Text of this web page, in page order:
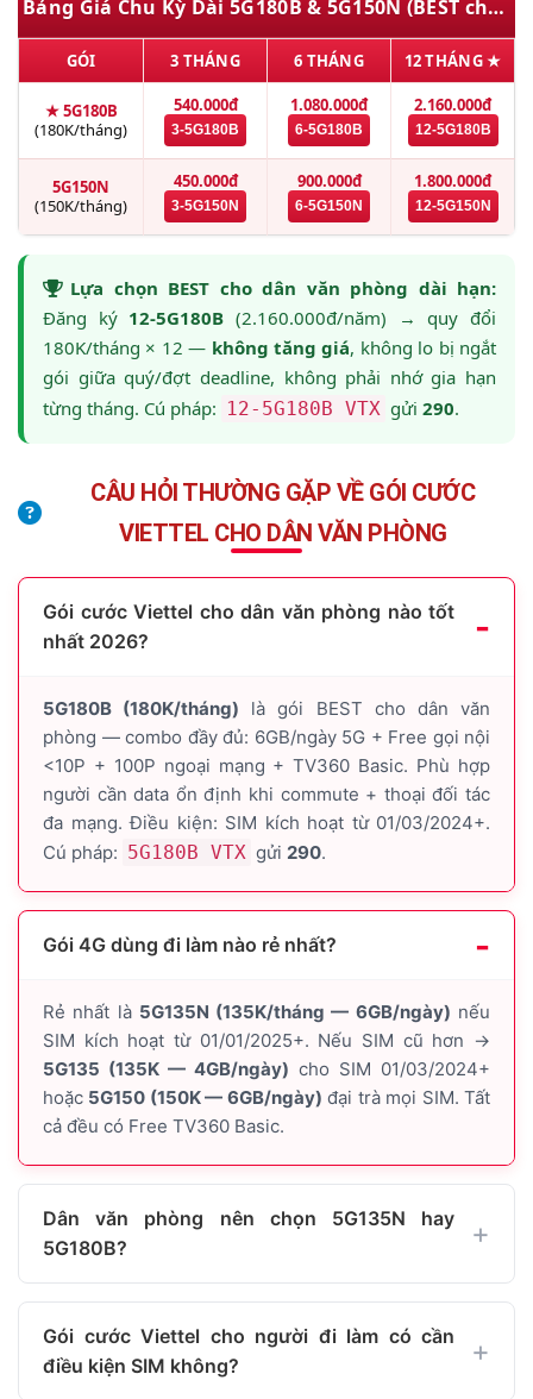
Bảng Giá Chu Kỳ Dài 5G180B & 5G150N (BEST cho dân văn phòng)
GÓI 3 THÁNG 6 THÁNG 12 THÁNG ★
★ 5G180B
(180K/tháng)
540.000đ
3-5G180B
1.080.000đ
6-5G180B
2.160.000đ
12-5G180B
5G150N
(150K/tháng)
450.000đ
3-5G150N
900.000đ
6-5G150N
1.800.000đ
12-5G150N
Lựa chọn BEST cho dân văn phòng dài hạn:
Đăng ký 12-5G180B (2.160.000đ/năm) → quy đổi
180K/tháng × 12 — không tăng giá, không lo bị ngắt
gói giữa quý/đợt deadline, không phải nhớ gia hạn
từng tháng. Cú pháp: 12-5G180B VTX gửi 290.
CÂU HỎI THƯỜNG GẶP VỀ GÓI CƯỚC
VIETTEL CHO DÂN VĂN PHÒNG
Gói cước Viettel cho dân văn phòng nào tốt
nhất 2026?
5G180B (180K/tháng) là gói BEST cho dân văn
phòng — combo đầy đủ: 6GB/ngày 5G + Free gọi nội
<10P + 100P ngoại mạng + TV360 Basic. Phù hợp
người cần data ổn định khi commute + thoại đối tác
đa mạng. Điều kiện: SIM kích hoạt từ 01/03/2024+.
Cú pháp: 5G180B VTX gửi 290.
Gói 4G dùng đi làm nào rẻ nhất?
Rẻ nhất là 5G135N (135K/tháng — 6GB/ngày) nếu
SIM kích hoạt từ 01/01/2025+. Nếu SIM cũ hơn →
5G135 (135K — 4GB/ngày) cho SIM 01/03/2024+
hoặc 5G150 (150K — 6GB/ngày) đại trà mọi SIM. Tất
cả đều có Free TV360 Basic.
Dân văn phòng nên chọn 5G135N hay
5G180B?
Gói cước Viettel cho người đi làm có cần
điều kiện SIM không?